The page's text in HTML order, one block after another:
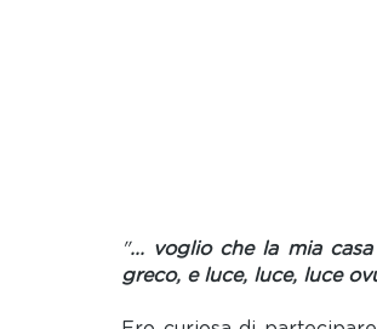
"... voglio che la mia
greco, e luce, luce, luce